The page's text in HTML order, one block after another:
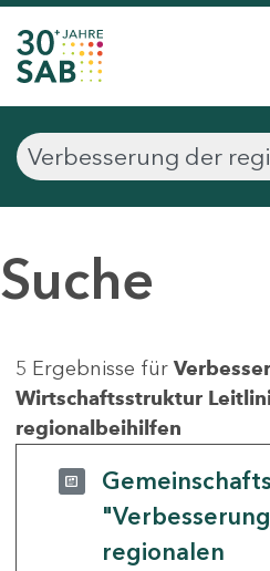
Suche
5 Ergebnisse für
Wirtschaftsstruktur
regionalbeihilfen
regionalen